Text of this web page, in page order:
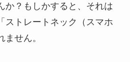
か？もしかすると、それは
ストレートネック（スマホ
せん。